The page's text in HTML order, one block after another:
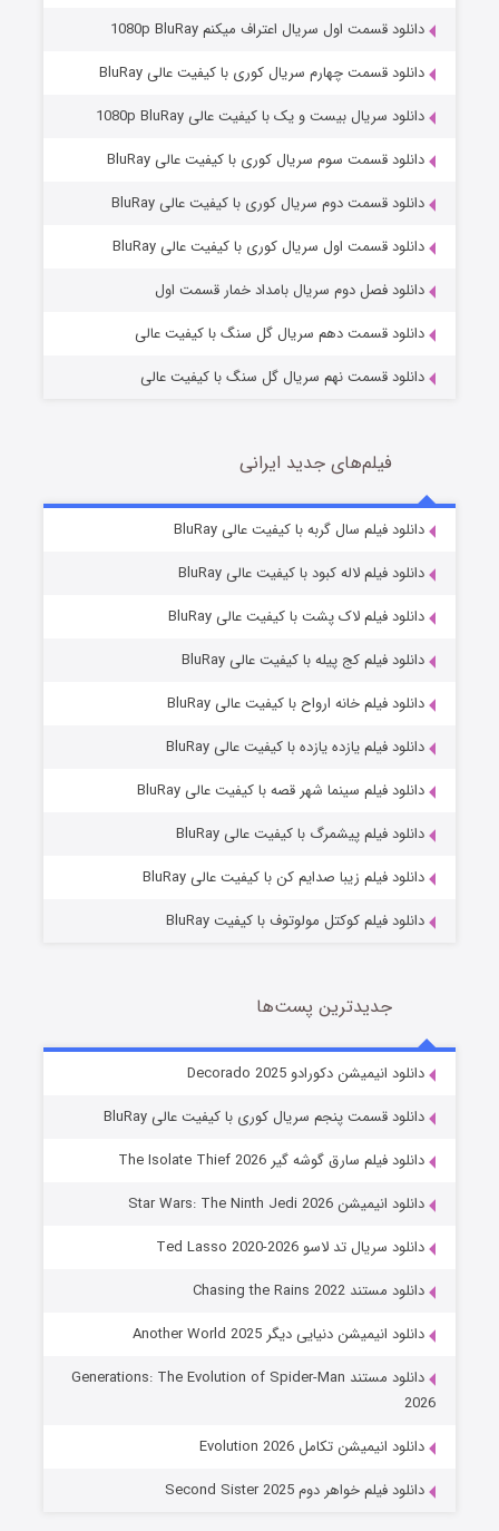
مردگان متحرک: شهر مرده ۳
قسمت2 (زیرنویس) منتشر شد
قسمت7 (زیرنویس) منتشر شد
خاندان اژدها فصل ۳
جادوگری در مغولستان
قسمت14 (زیرنویس) منتشر شد
دانلود قسمت اول سریال اعتراف میکنم 1080p BluRay
دانلود قسمت چهارم سریال کوری با کیفیت عالی BluRay
دانلود سریال بیست و یک با کیفیت عالی 1080p BluRay
دانلود قسمت سوم سریال کوری با کیفیت عالی BluRay
دانلود قسمت دوم سریال کوری با کیفیت عالی BluRay
دانلود قسمت اول سریال کوری با کیفیت عالی BluRay
دانلود فصل دوم سریال بامداد خمار قسمت اول
دانلود قسمت دهم سریال گل سنگ با کیفیت عالی
دانلود قسمت نهم سریال گل سنگ با کیفیت عالی
فیلم‌های جدید ایرانی
دانلود فیلم سال گربه با کیفیت عالی BluRay
دانلود فیلم لاله کبود با کیفیت عالی BluRay
دانلود فیلم لاک پشت با کیفیت عالی BluRay
دانلود فیلم کج‌ پیله با کیفیت عالی BluRay
دانلود فیلم خانه ارواح با کیفیت عالی BluRay
دانلود فیلم یازده یازده با کیفیت عالی BluRay
دانلود فیلم سینما شهر قصه با کیفیت عالی BluRay
دانلود فیلم پیشمرگ با کیفیت عالی BluRay
دانلود فیلم زیبا صدایم کن با کیفیت عالی BluRay
دانلود فیلم کوکتل مولوتوف با کیفیت BluRay
جدیدترین پست‌ها
دانلود انیمیشن دکورادو Decorado 2025
دانلود قسمت پنجم سریال کوری با کیفیت عالی BluRay
دانلود فیلم سارق گوشه گیر The Isolate Thief 2026
دانلود انیمیشن Star Wars: The Ninth Jedi 2026
دانلود سریال تد لاسو Ted Lasso 2020-2026
دانلود مستند Chasing the Rains 2022
دانلود انیمیشن دنیایی دیگر Another World 2025
دانلود مستند Generations: The Evolution of Spider-Man
2026
دانلود انیمیشن تکامل Evolution 2026
دانلود فیلم خواهر دوم Second Sister 2025